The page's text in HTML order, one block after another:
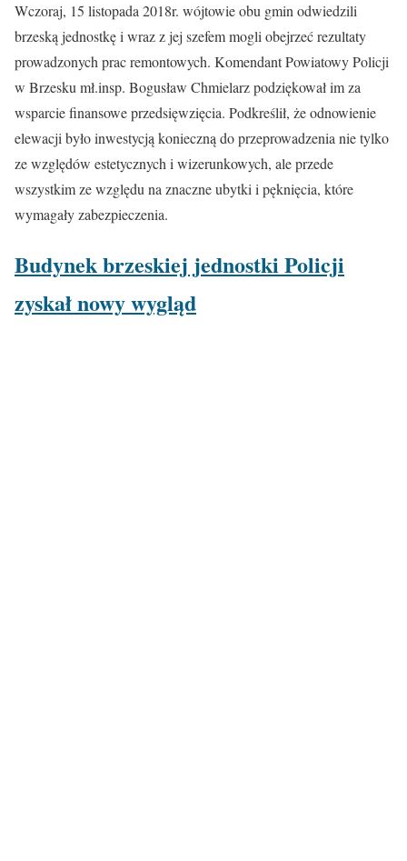
Wczoraj, 15 listopada 2018r. wójtowie obu gmin odwiedzili
brzeską jednostkę i wraz z jej szefem mogli obejrzeć rezultaty
prowadzonych prac remontowych. Komendant Powiatowy Policji
w Brzesku mł.insp. Bogusław Chmielarz podziękował im za
wsparcie finansowe przedsięwzięcia. Podkreślił, że odnowienie
elewacji było inwestycją konieczną do przeprowadzenia nie tylko
ze względów estetycznych i wizerunkowych, ale przede
wszystkim ze względu na znaczne ubytki i pęknięcia, które
wymagały zabezpieczenia.
Budynek brzeskiej jednostki Policji
zyskał nowy wygląd